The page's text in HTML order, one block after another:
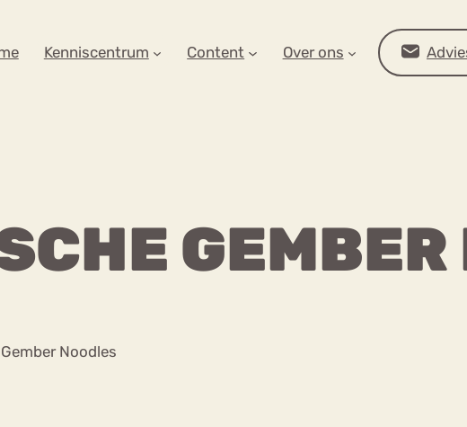
Kenniscentrum Content Over ons
GEMBER
Noodles
OP ZOEK?